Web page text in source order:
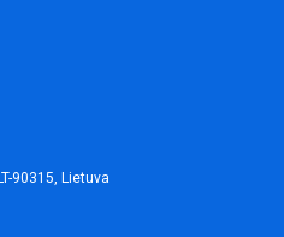
90315, Lietuva